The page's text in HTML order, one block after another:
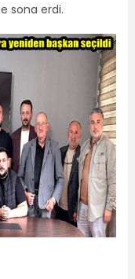
sona erdi.